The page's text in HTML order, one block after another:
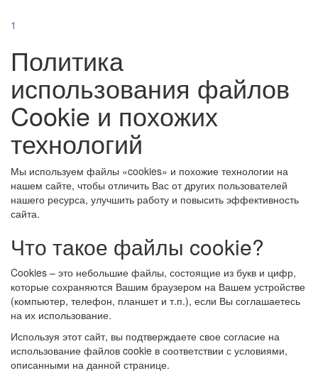
1
Политика
использования файлов
Cookie и похожих
технологий
Мы используем файлы «cookies» и похожие технологии на
нашем сайте, чтобы отличить Вас от других пользователей
нашего ресурса, улучшить работу и повысить эффективность
сайта.
Что такое файлы cookie?
Cookies – это небольшие файлы, состоящие из букв и цифр,
которые сохраняются Вашим браузером на Вашем устройстве
(компьютер, телефон, планшет и т.п.), если Вы соглашаетесь
на их использование.
Используя этот сайт, вы подтверждаете свое согласие на
использование файлов cookie в соответствии с условиями,
описанными на данной странице.